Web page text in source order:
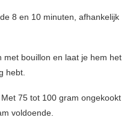
8 en 10 minuten, afhankelijk
bouillon en laat je hem het
hebt.
75 tot 100 gram ongekookt
voldoende.